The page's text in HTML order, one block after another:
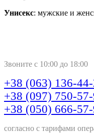
Унисекс: мужские и
Звоните с 10:00 до 18:00
+38 (063) 136-
+38 (097) 750-
+38 (050) 666-
согласно с тарифами